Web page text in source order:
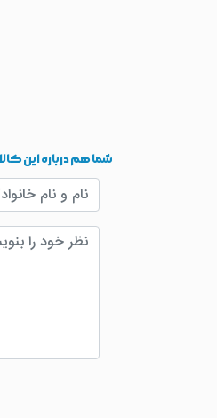
شما هم درباره این